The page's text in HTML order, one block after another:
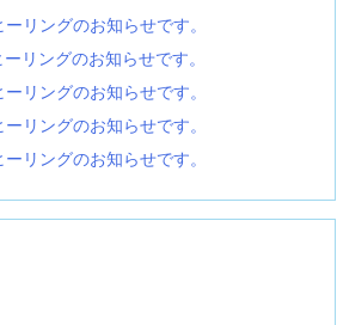
リングのお知らせです。
リングのお知らせです。
リングのお知らせです。
リングのお知らせです。
リングのお知らせです。